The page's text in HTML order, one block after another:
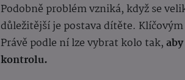
Podobně problém vzniká, když se
důležitější je postava dítěte.
Právě podle ní lze vybrat kolo tak,
kontrolu.